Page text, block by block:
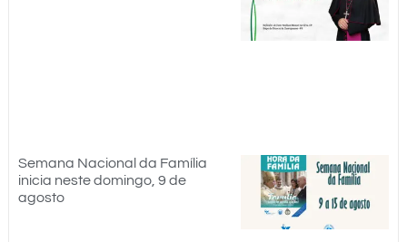
Semana Nacional da Família
inicia neste domingo, 9 de
agosto